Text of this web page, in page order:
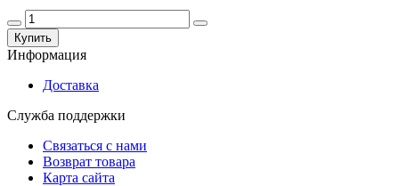
Купить
Информация
Доставка
Служба поддержки
Связаться с нами
Возврат товара
Карта сайта